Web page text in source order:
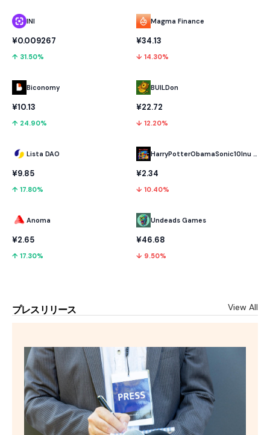
INI
¥0.009267
↑ 31.50%
Biconomy
¥10.13
↑ 24.90%
Lista DAO
¥9.85
↑ 17.80%
Anoma
¥2.65
↑ 17.30%
Magma Finance
¥34.13
↓ 14.30%
BUILDon
¥22.72
↓ 12.20%
HarryPotterObamaSonic10Inu (ETH)
¥2.34
↓ 10.40%
Undeads Games
¥46.68
↓ 9.50%
プレスリリース View All